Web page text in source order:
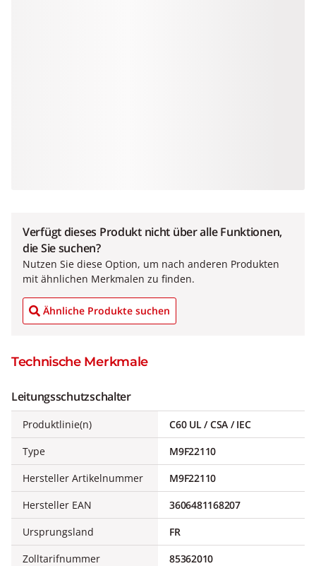
Verfügt dieses Produkt nicht über alle Funktionen,
die Sie suchen?
Nutzen Sie diese Option, um nach anderen Produkten
mit ähnlichen Merkmalen zu finden.
Ähnliche Produkte suchen
Technische Merkmale
Leitungsschutzschalter
Produktlinie(n)
C60 UL / CSA / IEC
Type
M9F22110
Hersteller Artikelnummer
M9F22110
Hersteller EAN
3606481168207
Ursprungsland
FR
Zolltarifnummer
85362010